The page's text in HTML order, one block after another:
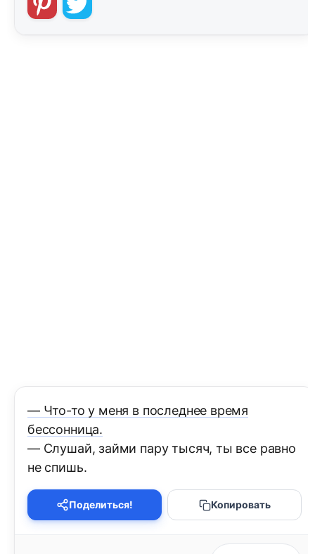
— Что-то у меня в последнее время
бессонница.
— Слушай, займи пару тысяч, ты все равно
не спишь.
Поделиться! Копировать